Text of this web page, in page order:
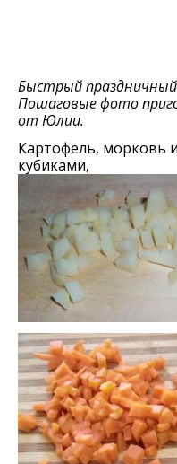
Быстрый
Пошаговые фото
от Юлии.
Картофель, морковь
кубиками,